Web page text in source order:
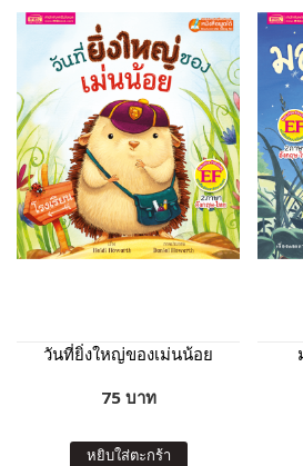
วันที่ยิ่งใหญ่ของเม่นน้อย
75 บาท
หยิบใส่ตะกร้า